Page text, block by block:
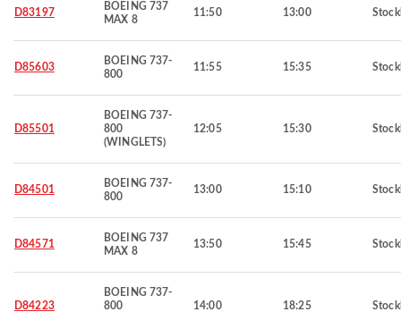
D83197
BOEING 737
MAX 8
11:50 13:00
D85603
BOEING 737-
800
11:55 15:35
D85501
BOEING 737-
800
(WINGLETS)
12:05 15:30
D84501
BOEING 737-
800
13:00 15:10
D84571
BOEING 737
MAX 8
13:50 15:45
D84223
BOEING 737-
800
14:00 18:25